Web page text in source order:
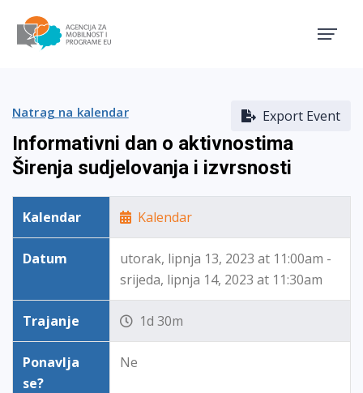
Export Event
Natrag na kalendar
Informativni dan o aktivnostima
Širenja sudjelovanja i izvrsnosti
Kalendar Kalendar
Datum
utorak, lipnja 13, 2023 at 11:00am -
srijeda, lipnja 14, 2023 at 11:30am
Trajanje 1d 30m
Ponavlja
se?
Ne